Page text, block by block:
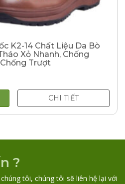
K2-14 Chất Liệu Da Bò
Xỏ Nhanh, Chống
Trượt
CHI TIẾT
?
tôi, chúng tôi sẽ liên hệ lại với